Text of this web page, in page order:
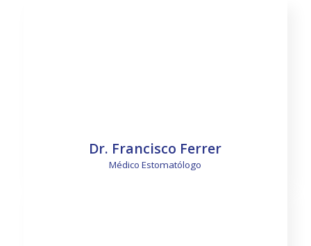
Dr. Francisco Ferrer
Médico Estomatólogo